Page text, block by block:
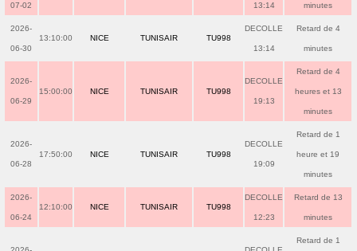
07-02 13:14 minutes
2026-
06-30
13:10:00 NICE TUNISAIR TU998
DECOLLE
13:14
Retard de 4
minutes
2026-
06-29
15:00:00 NICE TUNISAIR TU998
DECOLLE
19:13
Retard de 4
heures et 13
minutes
2026-
06-28
17:50:00 NICE TUNISAIR TU998
DECOLLE
19:09
Retard de 1
heure et 19
minutes
2026-
06-24
12:10:00 NICE TUNISAIR TU998
DECOLLE
12:23
Retard de 13
minutes
Retard de 1